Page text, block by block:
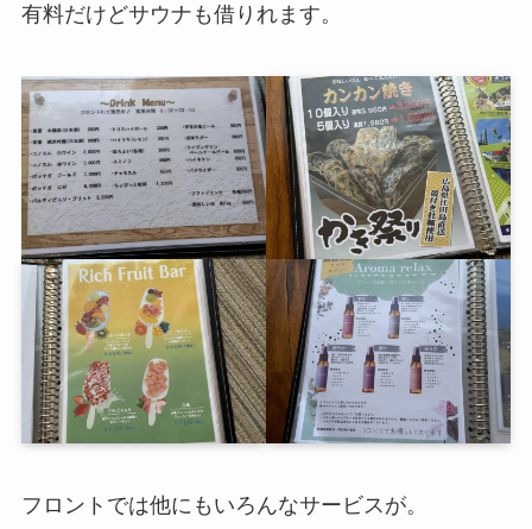
有料だけどサウナも借りれます。
フロントでは他にもいろんなサービスが。